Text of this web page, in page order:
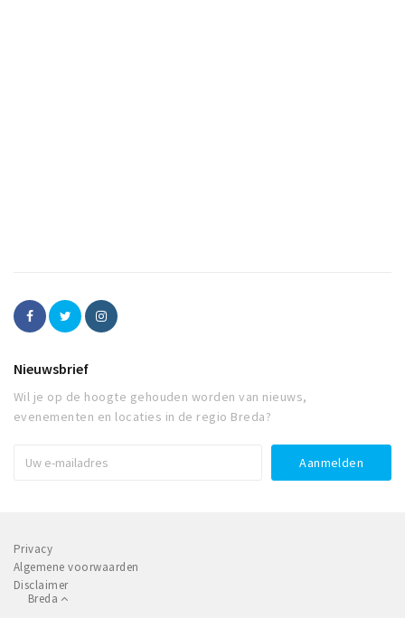
Nieuwsbrief
Wil je op de hoogte gehouden worden van nieuws,
evenementen en locaties in de regio Breda?
Privacy
Algemene voorwaarden
Disclaimer
Breda